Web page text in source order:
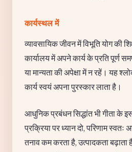
कार्यस्थल में
व्यावसायिक जीवन में विभूति योग की
कार्यालय में अपने कार्य के प्रति पूर्ण
या मान्यता की अपेक्षा में न रहें। यह
कार्य स्वयं अपना पुरस्कार लाता है।
आधुनिक प्रबंधन सिद्धांत भी गीता के
प्रक्रिया पर ध्यान दो, परिणाम
तनाव कम करता है, उत्पादकता